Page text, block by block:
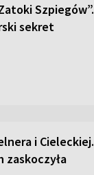
Szpiegów”.
sekret
i Cieleckiej.
zaskoczyła